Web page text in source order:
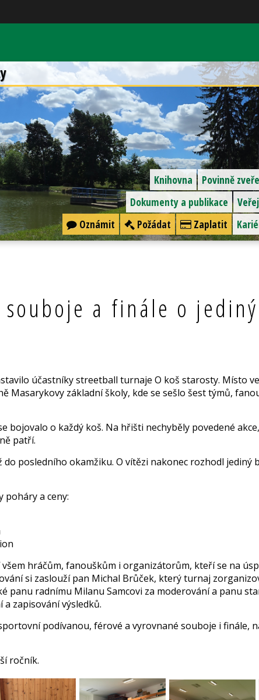
Povinně
Knihovna
Dokumenty a publikace
Zaplatit
Požádat
Oznámit
souboje a finále o
účastníky streetball turnaje O koš starosty. Místo
Masarykovy základní školy, kde se sešlo šest týmů,
bojovalo o každý koš. Na hřišti nechyběly povedené
patří.
do posledního okamžiku. O vítězi nakonec rozhodl jediný
poháry a ceny:
hráčům, fanouškům i organizátorům, kteří se na
si zaslouží pan Michal Brůček, který turnaj
panu radnímu Milanu Samcovi za moderování a panu
zapisování výsledků.
podívanou, férové a vyrovnané souboje i finále,
ročník.